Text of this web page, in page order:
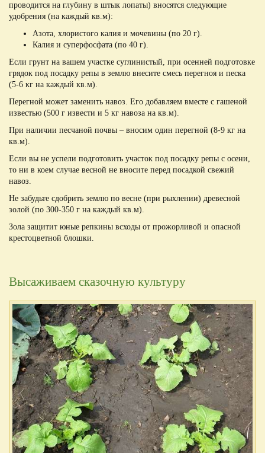
проводится на глубину в штык лопаты) вносятся следующие
удобрения (на каждый кв.м):
Азота, хлористого калия и мочевины (по 20 г).
Калия и суперфосфата (по 40 г).
Если грунт на вашем участке суглинистый, при осенней подготовке
грядок под посадку репы в землю внесите смесь перегноя и песка
(5-6 кг на каждый кв.м).
Перегной может заменить навоз. Его добавляем вместе с гашеной
известью (500 г извести и 5 кг навоза на кв.м).
При наличии песчаной почвы – вносим один перегной (8-9 кг на
кв.м).
Если вы не успели подготовить участок под посадку репы с осени,
то ни в коем случае весной не вносите перед посадкой свежий
навоз.
Не забудьте сдобрить землю по весне (при рыхлении) древесной
золой (по 300-350 г на каждый кв.м).
Зола защитит юные репкины всходы от прожорливой и опасной
крестоцветной блошки.
Высаживаем сказочную культуру